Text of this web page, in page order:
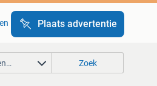
Plaats advertentie
Zoek